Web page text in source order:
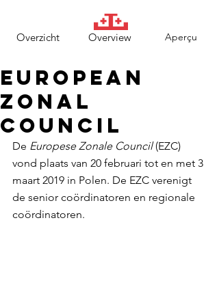
Overzicht Overview Aperçu
European
Zonal
Council
De Europese Zonale Council (EZC)
vond plaats van 20 februari tot en met 3
maart 2019 in Polen. De EZC verenigt
de senior coördinatoren en regionale
coördinatoren.